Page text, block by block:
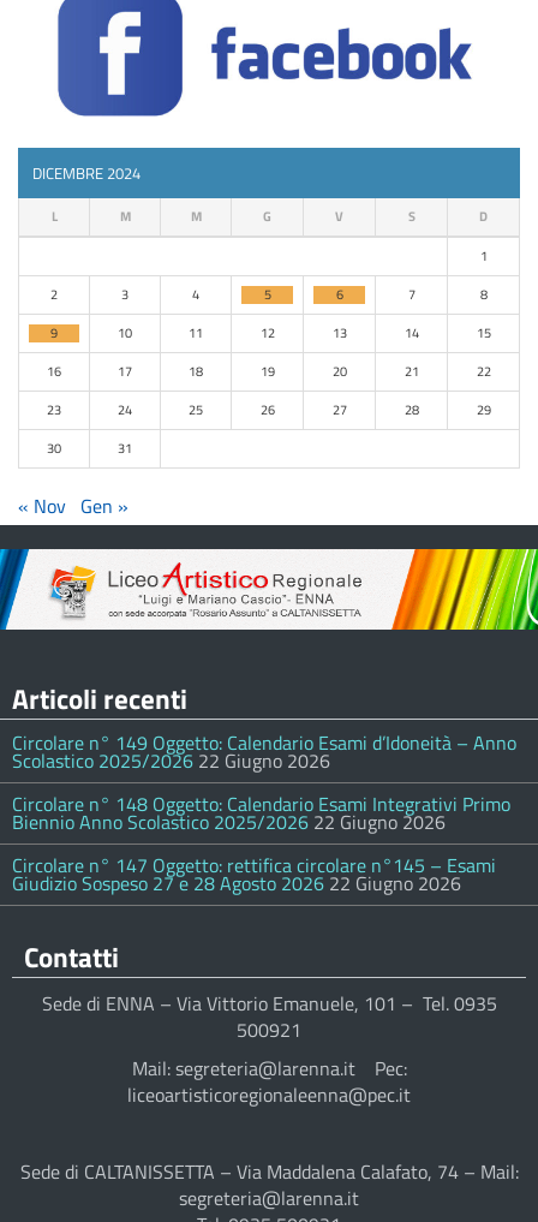
DICEMBRE 2024
L M M G V S D
1
2
3 4 5 6 7
8
9
10 11 12 13 14
15
16
17 18 19 20 21
22
23
24 25 26 27 28
29
30
31
« Nov Gen »
Articoli recenti
Circolare n° 149 Oggetto: Calendario Esami d’Idoneità – Anno
Scolastico 2025/2026 22 Giugno 2026
Circolare n° 148 Oggetto: Calendario Esami Integrativi Primo
Biennio Anno Scolastico 2025/2026 22 Giugno 2026
Circolare n° 147 Oggetto: rettifica circolare n°145 – Esami
Giudizio Sospeso 27 e 28 Agosto 2026 22 Giugno 2026
Contatti
Sede di ENNA – Via Vittorio Emanuele, 101 – Tel. 0935
500921
Mail: segreteria@larenna.it Pec:
liceoartisticoregionaleenna@pec.it
Sede di CALTANISSETTA – Via Maddalena Calafato, 74 – Mail:
segreteria@larenna.it